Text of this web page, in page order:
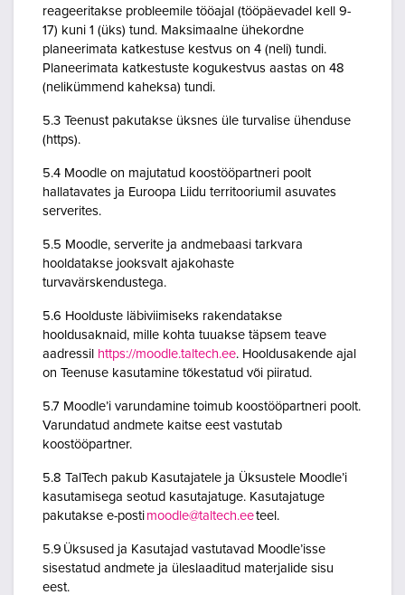
reageeritakse probleemile tööajal (tööpäevadel kell 9-
17) kuni 1 (üks) tund. Maksimaalne ühekordne
planeerimata katkestuse kestvus on 4 (neli) tundi.
Planeerimata katkestuste kogukestvus aastas on 48
(nelikümmend kaheksa) tundi.
5.3 Teenust pakutakse üksnes üle turvalise ühenduse
(https).
5.4 Moodle on majutatud koostööpartneri poolt
hallatavates ja Euroopa Liidu territooriumil asuvates
serverites.
5.5 Moodle, serverite ja andmebaasi tarkvara
hooldatakse jooksvalt ajakohaste
turvavärskendustega.
5.6 Hoolduste läbiviimiseks rakendatakse
hooldusaknaid, mille kohta tuuakse täpsem teave
aadressil https://moodle.taltech.ee. Hooldusakende ajal
on Teenuse kasutamine tõkestatud või piiratud.
5.7 Moodle’i varundamine toimub koostööpartneri poolt.
Varundatud andmete kaitse eest vastutab
koostööpartner.
5.8 TalTech pakub Kasutajatele ja Üksustele Moodle’i
kasutamisega seotud kasutajatuge. Kasutajatuge
pakutakse e-posti moodle@taltech.eeteel.
5.9 Üksused ja Kasutajad vastutavad Moodle’isse
sisestatud andmete ja üleslaaditud materjalide sisu
eest.